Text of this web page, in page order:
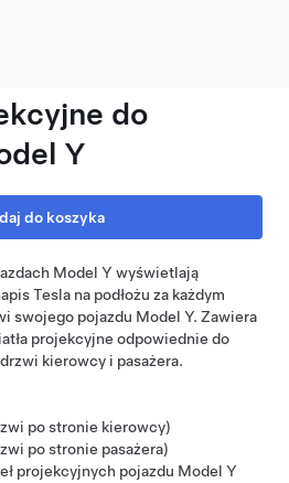
do
Y
Model Y wyświetlają
Tesla na podłożu za każdym
swojego pojazdu Model Y. Zawiera
projekcyjne odpowiednie do
kierowcy i pasażera.
po stronie kierowcy)
po stronie pasażera)
projekcyjnych pojazdu Model Y